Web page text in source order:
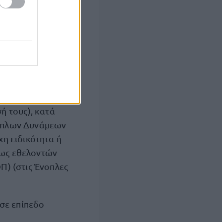
ή όχι
τους), κατά
Δυνάμεων
ειδικότητα ή
εθελοντών
(στις Ένοπλες
, σε επίπεδο